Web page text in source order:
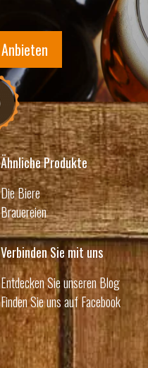
Anbieten
Ähnliche Produkte
Die Biere
Brauereien
Verbinden Sie mit uns
Entdecken Sie unseren Blog
Finden Sie uns auf Facebook